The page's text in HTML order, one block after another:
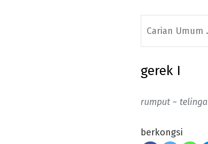
for:
gerek I
rumput ~ telinga
berkongsi